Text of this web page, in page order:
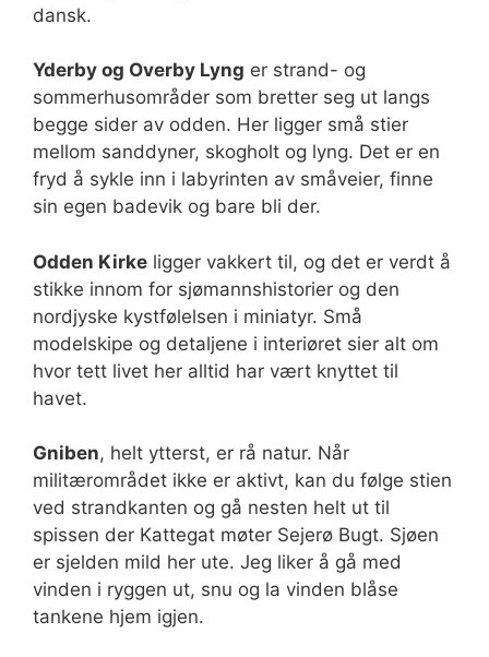
dansk.
Yderby og Overby Lyng er strand- og
sommerhusområder som bretter seg ut langs
begge sider av odden. Her ligger små stier
mellom sanddyner, skogholt og lyng. Det er en
fryd å sykle inn i labyrinten av småveier, finne
sin egen badevik og bare bli der.
Odden Kirke ligger vakkert til, og det er verdt å
stikke innom for sjømannshistorier og den
nordjyske kystfølelsen i miniatyr. Små
modelskipe og detaljene i interiøret sier alt om
hvor tett livet her alltid har vært knyttet til
havet.
Gniben, helt ytterst, er rå natur. Når
militærområdet ikke er aktivt, kan du følge stien
ved strandkanten og gå nesten helt ut til
spissen der Kattegat møter Sejerø Bugt. Sjøen
er sjelden mild her ute. Jeg liker å gå med
vinden i ryggen ut, snu og la vinden blåse
tankene hjem igjen.